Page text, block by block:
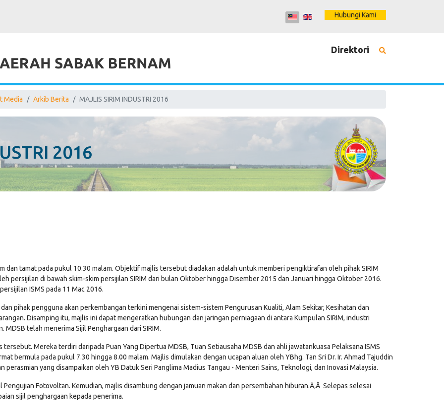
Hubungi Kami
Direktori
Media Arkib Berita MAJLIS SIRIM INDUSTRI 2016
2016
dan tamat pada pukul 10.30 malam. Objektif majlis tersebut diadakan adalah untuk memberi pengiktirafan oleh pihak SIRIM
persijilan di bawah skim-skim persijilan SIRIM dari bulan Oktober hingga Disember 2015 dan Januari hingga Oktober 2016.
ISMS pada 11 Mac 2016.
pihak pengguna akan perkembangan terkini mengenai sistem-sistem Pengurusan Kualiti, Alam Sekitar, Kesihatan dan
Disamping itu, majlis ini dapat mengeratkan hubungan dan jaringan perniagaan di antara Kumpulan SIRIM, industri
telah menerima Sijil Penghargaan dari SIRIM.
Mereka terdiri daripada Puan Yang Dipertua MDSB, Tuan Setiausaha MDSB dan ahli jawatankuasa Pelaksana ISMS
bermula pada pukul 7.30 hingga 8.00 malam. Majlis dimulakan dengan ucapan aluan oleh YBhg. Tan Sri Dr. Ir. Ahmad Tajuddin
perasmian yang disampaikan oleh YB Datuk Seri Panglima Madius Tangau - Menteri Sains, Teknologi, dan Inovasi Malaysia.
Fotovoltan. Kemudian, majlis disambung dengan jamuan makan dan persembahan hiburan.Ã‚Â Selepas selesai
sijil penghargaan kepada penerima.